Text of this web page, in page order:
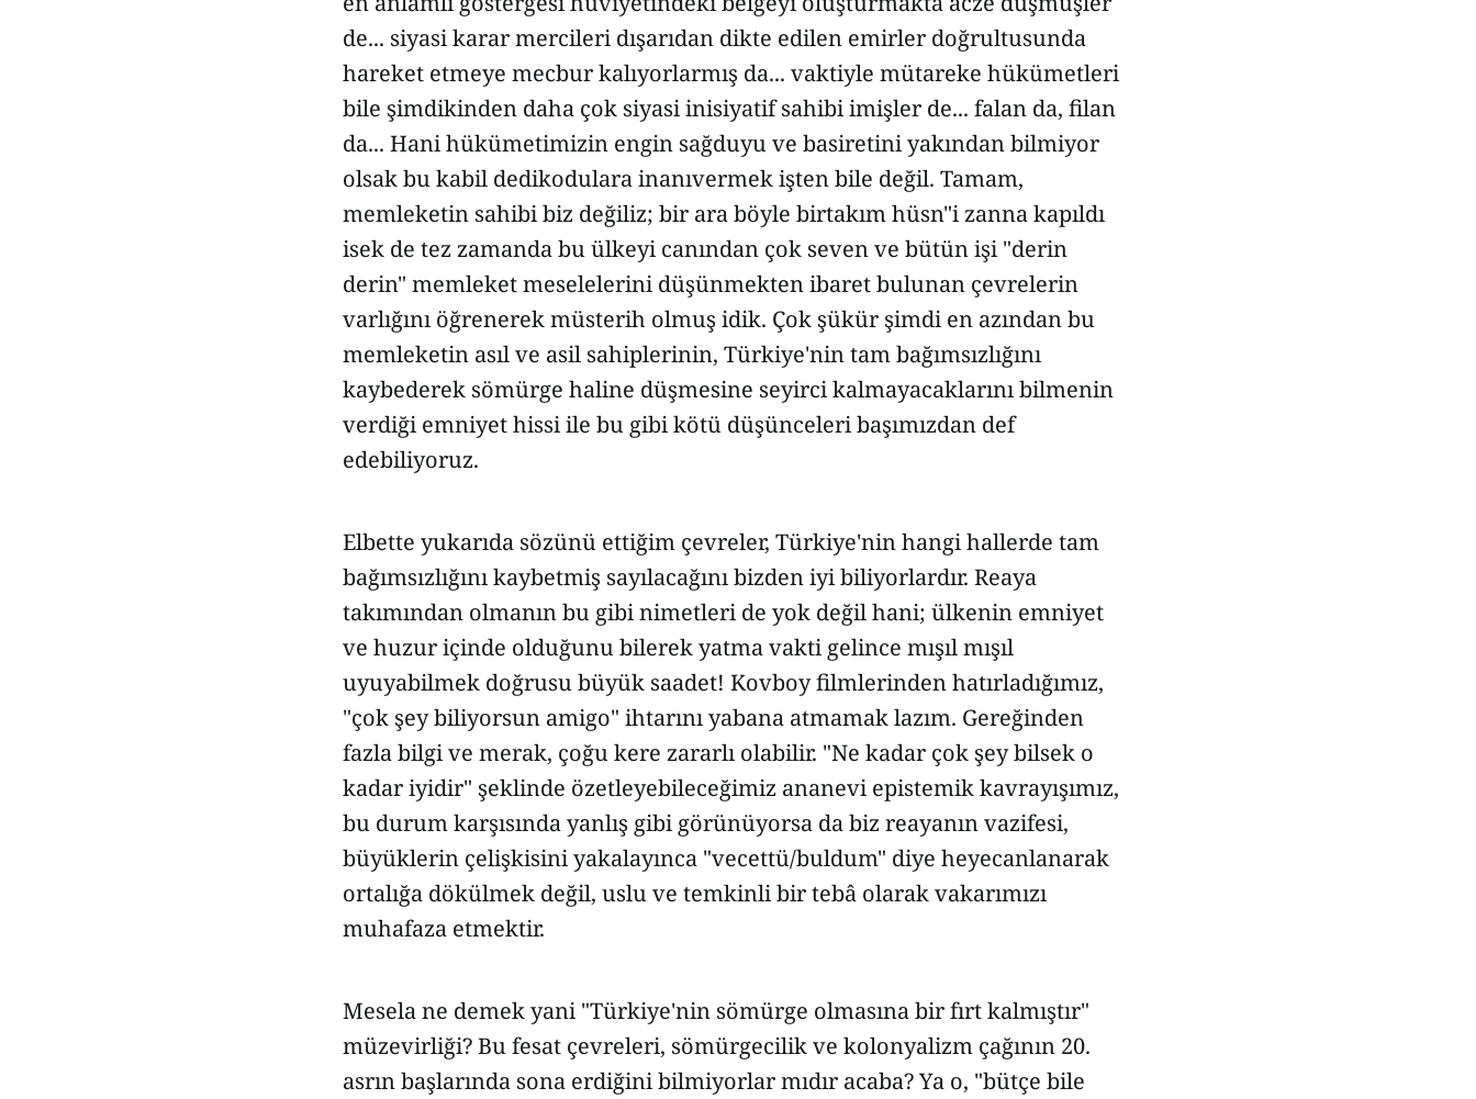
de... siyasi karar mercileri dışarıdan dikte edilen emirler doğrultusunda
hareket etmeye mecbur kalıyorlarmış da... vaktiyle mütareke hükümetleri
bile şimdikinden daha çok siyasi inisiyatif sahibi imişler de... falan da, filan
da... Hani hükümetimizin engin sağduyu ve basiretini yakından bilmiyor
olsak bu kabil dedikodulara inanıvermek işten bile değil. Tamam,
memleketin sahibi biz değiliz; bir ara böyle birtakım hüsn"i zanna kapıldı
isek de tez zamanda bu ülkeyi canından çok seven ve bütün işi "derin
derin" memleket meselelerini düşünmekten ibaret bulunan çevrelerin
varlığını öğrenerek müsterih olmuş idik. Çok şükür şimdi en azından bu
memleketin asıl ve asil sahiplerinin, Türkiye'nin tam bağımsızlığını
kaybederek sömürge haline düşmesine seyirci kalmayacaklarını bilmenin
verdiği emniyet hissi ile bu gibi kötü düşünceleri başımızdan def
edebiliyoruz.
Elbette yukarıda sözünü ettiğim çevreler, Türkiye'nin hangi hallerde tam
bağımsızlığını kaybetmiş sayılacağını bizden iyi biliyorlardır. Reaya
takımından olmanın bu gibi nimetleri de yok değil hani; ülkenin emniyet
ve huzur içinde olduğunu bilerek yatma vakti gelince mışıl mışıl
uyuyabilmek doğrusu büyük saadet! Kovboy filmlerinden hatırladığımız,
"çok şey biliyorsun amigo" ihtarını yabana atmamak lazım. Gereğinden
fazla bilgi ve merak, çoğu kere zararlı olabilir. "Ne kadar çok şey bilsek o
kadar iyidir" şeklinde özetleyebileceğimiz ananevi epistemik kavrayışımız,
bu durum karşısında yanlış gibi görünüyorsa da biz reayanın vazifesi,
büyüklerin çelişkisini yakalayınca "vecettü/buldum" diye heyecanlanarak
ortalığa dökülmek değil, uslu ve temkinli bir tebâ olarak vakarımızı
muhafaza etmektir.
Mesela ne demek yani "Türkiye'nin sömürge olmasına bir fırt kalmıştır"
müzevirliği? Bu fesat çevreleri, sömürgecilik ve kolonyalizm çağının 20.
asrın başlarında sona erdiğini bilmiyorlar mıdır acaba? Ya o, "bütçe bile